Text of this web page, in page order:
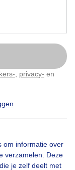
privacy- en
om informatie over
verzamelen. Deze
je zelf deelt met